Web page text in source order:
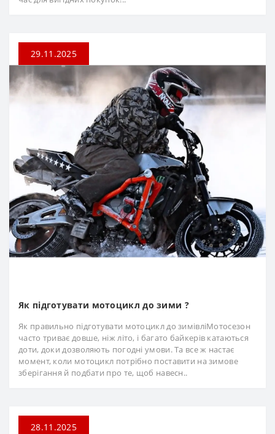
29.11.2025
Як підготувати мотоцикл до зими ?
Як правильно підготувати мотоцикл до зимівліМотосезон
часто триває довше, ніж літо, і багато байкерів катаються
доти, доки дозволяють погодні умови. Та все ж настає
момент, коли мотоцикл потрібно поставити на зимове
зберігання й подбати про те, щоб навесн..
28.11.2025